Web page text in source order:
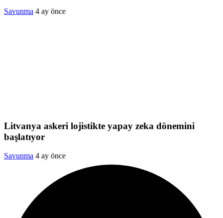
Savunma 4 ay önce
Litvanya askeri lojistikte yapay zeka dönemini
başlatıyor
Savunma 4 ay önce